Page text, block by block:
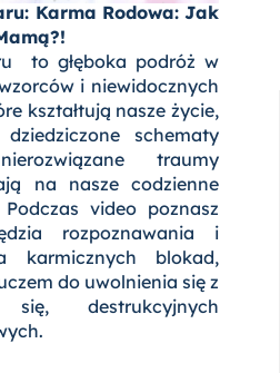
Karma Rodowa: Jak
to głęboka podróż w
i niewidocznych
kształtują nasze życie,
schematy
traumy
na nasze codzienne
video poznasz
rozpoznawania i
karmicznych blokad,
do uwolnienia się z
się, destrukcyjnych